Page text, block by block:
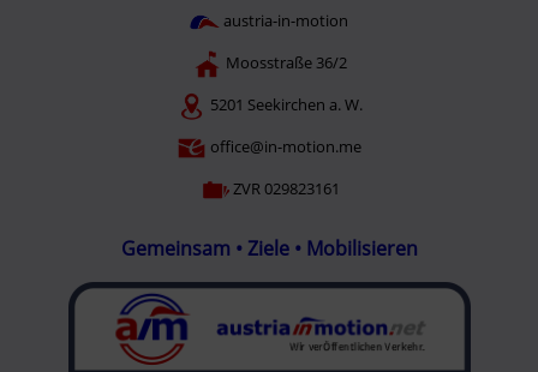
austria-in-motion
Moosstraße 36/2
5201 Seekirchen a. W.
office@in-motion.me
ZVR 029823161
Gemeinsam • Ziele • Mobilisieren